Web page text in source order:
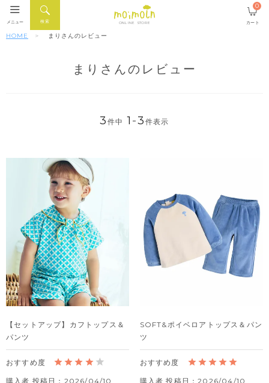
ONLINE STORE
検索
メニュー カート
0
HOME まりさんのレビュー
まりさんのレビュー
3件中 1 -3 件表示
【セットアップ】カフトップス＆
パンツ
購入者 投稿日
2026/04/10
SOFT&ポイベロアトップス＆パン
ツ
購入者 投稿日
2026/04/10